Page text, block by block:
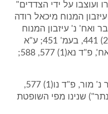
ועוצבו על ידי הצדדים"
(ע"א 601/88, 609, 4365/90 עיזבון המנוח מיכאל רודה
ואח' נ' עיזבון המנוח
מיכאל רודה ז"ל ואח', פ"ד מז(2) 441, בעמ' 451; ע"א
2495/95 בן לולו נ' אטראש ואח', פ"ד נא(1) 577, 588;
ברע"א 4976/00 בית הפסנתר נ' מור, פ"ד נו(1) 577,
שנינו מפי השופטת